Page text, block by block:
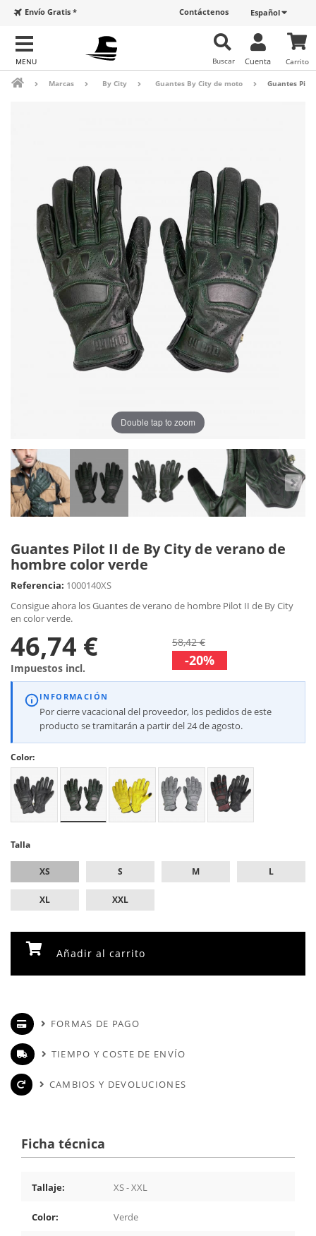
Español
Contáctenos
Envío Gratis *
Carrito
Cuenta
Buscar
Marcas By City Guantes By City de moto Guantes
Double tap to zoom
Guantes Pilot II de By City de verano de
hombre color verde
Referencia: 1000140XS
Consigue ahora los Guantes de verano de hombre Pilot II de By City
en color verde.
46,74 €
Impuestos incl.
58,42 €
-20%
INFORMACIÓN
Por cierre vacacional del proveedor, los pedidos de este
producto se tramitarán a partir del 24 de agosto.
Color:
Talla
XS S M L
XL XXL
Añadir al carrito
FORMAS DE PAGO
TIEMPO Y COSTE DE ENVÍO
CAMBIOS Y DEVOLUCIONES
Ficha técnica
Tallaje: XS - XXL
Color: Verde